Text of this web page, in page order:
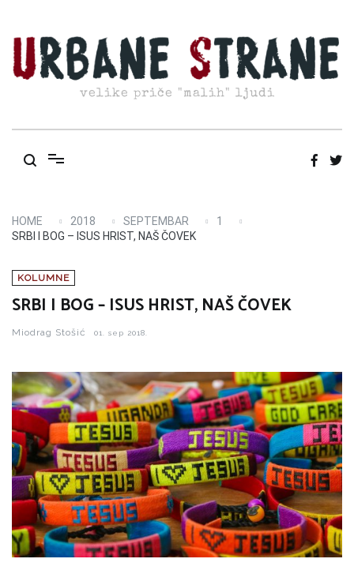
content
velike priče "malih" ljudi
HOME 2018 SEPTEMBAR
1
SRBI I BOG – ISUS HRIST, NAŠ ČOVEK
KOLUMNE
SRBI I BOG – ISUS HRIST, NAŠ ČOVEK
Miodrag Stošić 01. sep 2018.